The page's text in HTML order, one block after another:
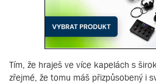
Tím, že hraješ ve více kapelách s
zřejmé, že tomu máš přizpůsobený i